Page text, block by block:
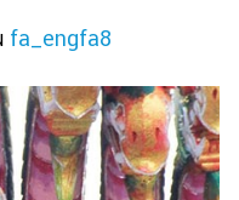
fa_engfa8